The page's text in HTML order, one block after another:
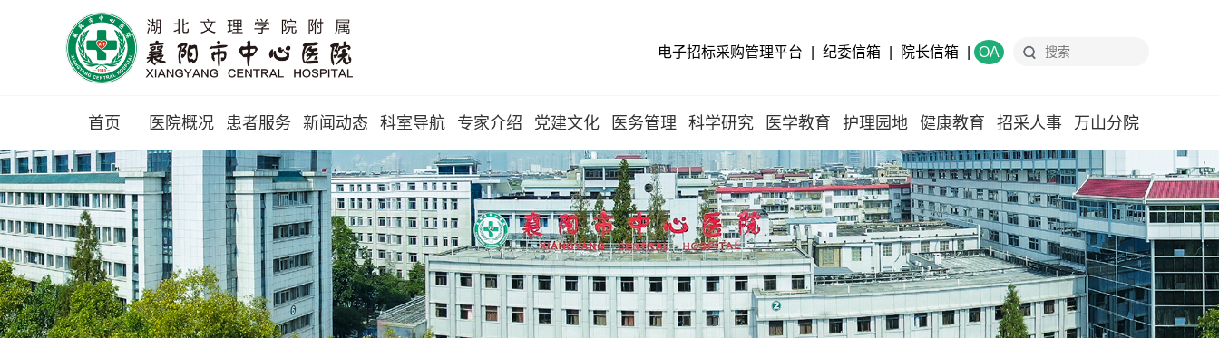
电子招标采购管理平台 纪委信箱 院长信箱 OA
首页 医院概况 患者服务 新闻动态 科室导航 专家介绍 党建文化 医务管理 科学研究 医学教育 护理园地 健康教育 招采人事 万山分院